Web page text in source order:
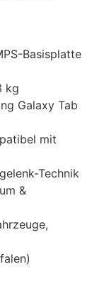
Basisplatte
kg
Galaxy Tab
mit
Technik
&